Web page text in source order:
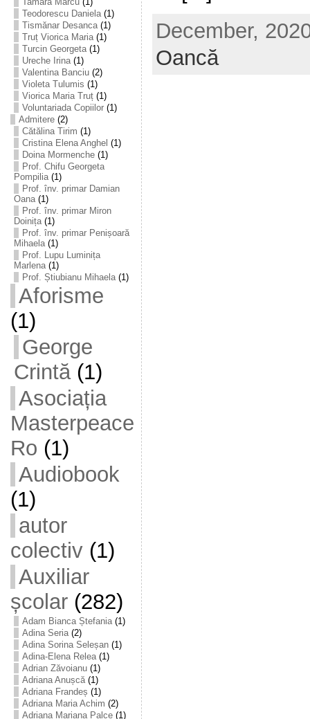
Teodorescu Daniela(1)
Tismănar Desanca(1)
Truț Viorica Maria(1)
Turcin Georgeta(1)
Ureche Irina(1)
Valentina Banciu(2)
Violeta Tulumis (1)
Viorica Maria Truț(1)
Voluntariada Copiilor(1)
Admitere(2)
Cătălina Tirim (1)
Cristina Elena Anghel (1)
Doina Mormenche(1)
Prof. Chifu Georgeta
Pompilia(1)
Prof. înv. primar Damian
Oana(1)
Prof. înv. primar Miron
Doinița(1)
Prof. înv. primar Penișoară
Mihaela(1)
Prof. Lupu Luminița
Marlena(1)
Prof. Știubianu Mihaela(1)
Aforisme
(1)
George
Crintă(1)
Asociația
Masterpeace
Ro (1)
Audiobook
(1)
autor
colectiv(1)
Auxiliar
școlar(282)
Adam Bianca Ștefania(1)
Adina Seria(2)
Adina Sorina Seleșan(1)
Adina-Elena Relea(1)
Adrian Zăvoianu(1)
Adriana Anușcă(1)
Adriana Frandeș (1)
Adriana Maria Achim (2)
Adriana Mariana Palce(1)
December,
Oancă